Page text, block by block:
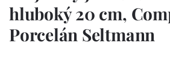
hluboký 20 cm,
Porcelán Seltmann